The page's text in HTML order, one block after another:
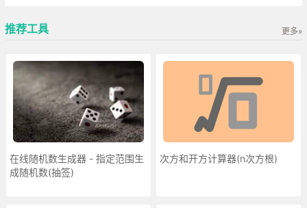
推荐工具 更多»
在线随机数生成器 - 指定范围生
成随机数(抽签)
次方和开方计算器(n次方根)